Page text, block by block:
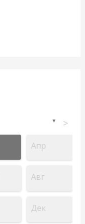
▼ >
Апр
Авг
Дек